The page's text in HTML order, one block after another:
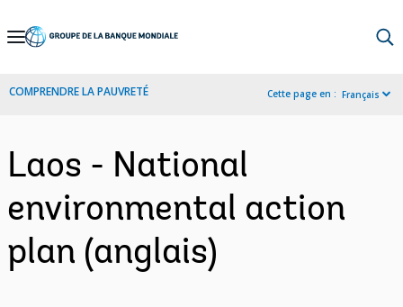
Skip
Navigation
COMPRENDRE LA PAUVRETÉ Cette page en : Français
Laos - National
environmental action
plan (anglais)